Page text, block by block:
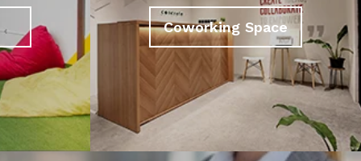
Coworking Space